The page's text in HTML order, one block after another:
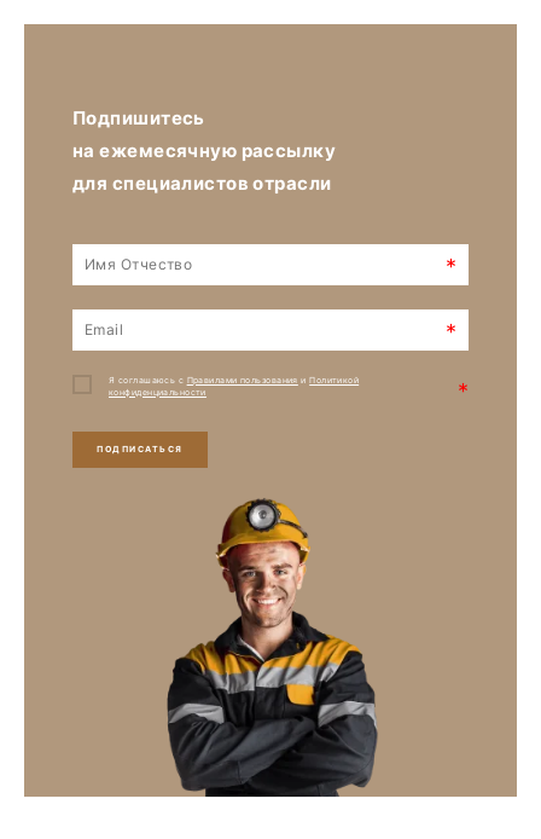
Подпишитесь
на ежемесячную рассылку
для специалистов отрасли
*
*
Я соглашаюсь с Правилами пользования иПолитикой
конфиденциальности
*
ПОДПИСАТЬСЯ